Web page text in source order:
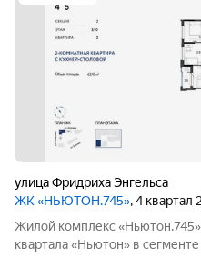
улица Фридриха Энгельса
ЖК «НЬЮТОН.745», 4 квартал
Жилой комплекс «Ньютон.745» продолжение легендарного
квартала «Ньютон» в